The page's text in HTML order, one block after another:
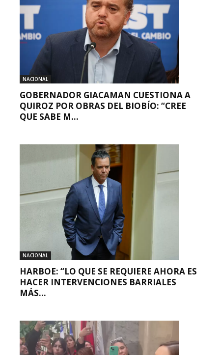
NACIONAL
GOBERNADOR GIACAMAN CUESTIONA A
QUIROZ POR OBRAS DEL BIOBÍO: “CREE
QUE SABE M...
NACIONAL
HARBOE: “LO QUE SE REQUIERE AHORA ES
HACER INTERVENCIONES BARRIALES
MÁS...